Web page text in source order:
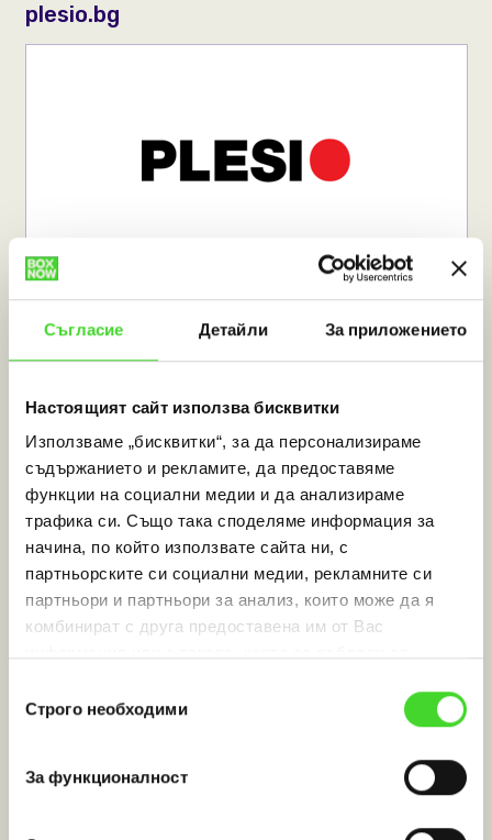
Съгласие Детайли За приложението
Настоящият сайт използва бисквитки
Използваме „бисквитки“, за да персонализираме
съдържанието и рекламите, да предоставяме
функции на социални медии и да анализираме
трафика си. Също така споделяме информация за
начина, по който използвате сайта ни, с
партньорските си социални медии, рекламните си
партньори и партньори за анализ, които може да я
комбинират с друга предоставена им от Вас
наСтрого необходими
За функционалност
plesio.bg
Food and supplements
coffeedream.bg
kumalisa.bg